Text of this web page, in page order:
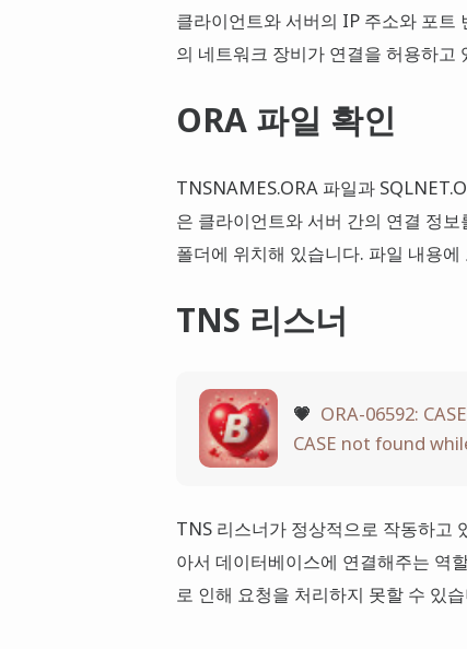
클라이언트와 서버의 IP 주소와 포트
의 네트워크 장비가 연결을 허용하고
ORA 파일 확인
TNSNAMES.ORA 파일과
은 클라이언트와 서버 간의 연결 정
폴더에 위치해 있습니다. 파일 내용
TNS 리스너
💗 ORA-06592:
CASE not found
TNS 리스너가 정상적으로 작동하고
아서 데이터베이스에 연결해주는 역
로 인해 요청을 처리하지 못할 수 있